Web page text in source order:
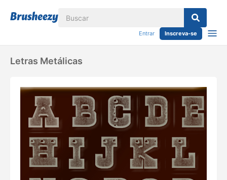
Entrar Inscreva-se
Letras Metálicas